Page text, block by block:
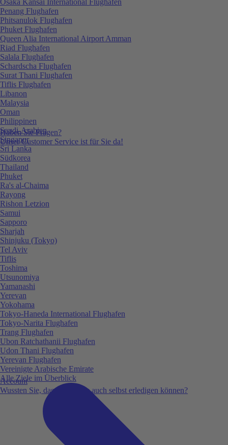
Haben Sie Fragen?
Unser Customer Service ist für Sie da!
Account
Wussten Sie, dass Sie vieles auch selbst erledigen können?
Penang Flughafen
Phitsanulok Flughafen
Phuket Flughafen
Queen Alia International Airport Amman
Riad Flughafen
Salala Flughafen
Schardscha Flughafen
Surat Thani Flughafen
Tiflis Flughafen
Libanon
Malaysia
Oman
Philippinen
Saudi-Arabien
Singapur
Sri Lanka
Südkorea
Thailand
Phuket
Ra's al-Chaima
Rayong
Rishon Letzion
Samui
Sapporo
Sharjah
Shinjuku (Tokyo)
Tel Aviv
Tiflis
Toshima
Utsunomiya
Yamanashi
Yerevan
Yokohama
Tokyo-Haneda International Flughafen
Tokyo-Narita Flughafen
Trang Flughafen
Ubon Ratchathanii Flughafen
Udon Thani Flughafen
Yerevan Flughafen
Vereinigte Arabische Emirate
Alle Ziele im Überblick